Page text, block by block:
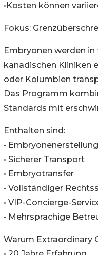
•Kosten können
Fokus:
Embryonen werden
kanadischen Kliniken
oder Kolumbien
Das Programm
Standards mit
Enthalten sind:
•
• Sicherer Transport
• Embryotransfer
• Vollständiger
• VIP-Concierge-
• Mehrsprachige
Warum Extraordinary